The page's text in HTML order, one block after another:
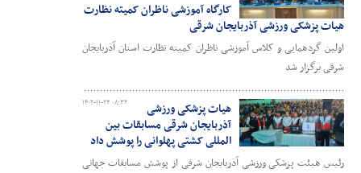
کارگاه آموزشی ناظران کمیته نظارت
هیات پزشکی ورزشی آذربایجان شرقی
اولین گردهمایی و کلاس آموزشی ناظران کمیته نظارت استان آذربایجان
شرقی برگزار شد
۱۴۰۲-۱۱-۲۳ ۰۸:۳۲
هیات پزشکی ورزشی
آذربایجان شرقی مسابقات بین
المللی کشتی پهلوانی را پوشش داد
رئیس هیئت پزشکی ورزشی آذربایجان شرقی از پوشش مسابقات جهانی